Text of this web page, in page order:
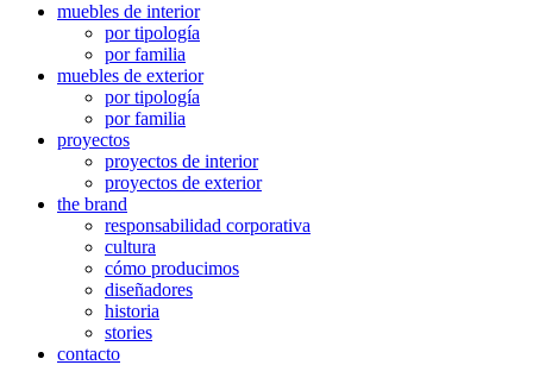
muebles de interior
por tipología
por familia
muebles de exterior
por tipología
por familia
proyectos
proyectos de interior
proyectos de exterior
the brand
responsabilidad corporativa
cultura
cómo producimos
diseñadores
historia
stories
contacto